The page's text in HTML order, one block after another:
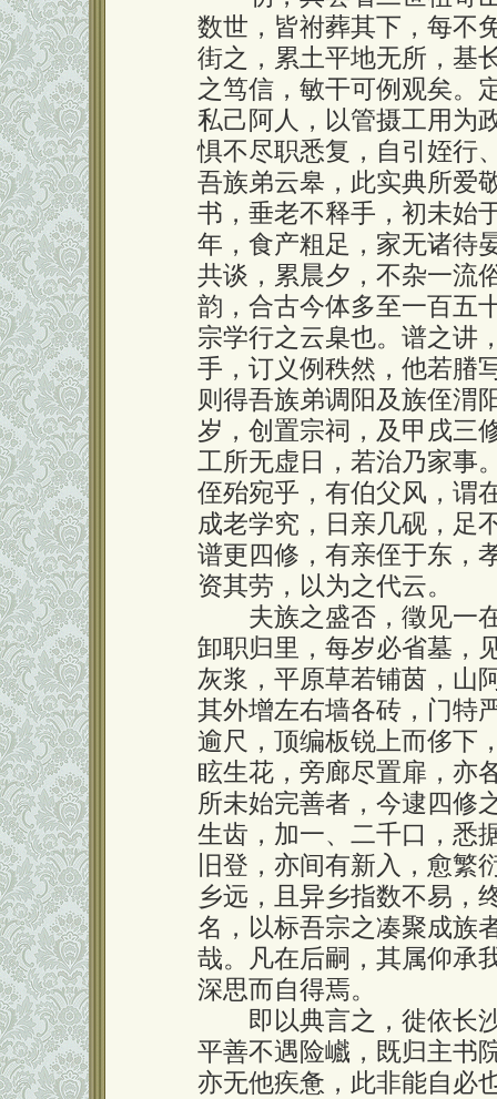
数世，皆祔葬其下，每不
街之，累土平地无所，基
之笃信，敏干可例观矣。
私己阿人，以管摄工用为
惧不尽职悉复，自引姪行
吾族弟云皋，此实典所爱
书，垂老不释手，初未始
年，食产粗足，家无诸待
共谈，累晨夕，不杂一流
韵，合古今体多至一百五
宗学行之云臬也。谱之讲
手，订义例秩然，他若膡
则得吾族弟调阳及族侄渭
岁，创置宗祠，及甲戌三
工所无虚日，若治乃家事
侄殆宛乎，有伯父风，谓
成老学究，日亲几砚，足
谱更四修，有亲侄于东，
资其劳，以为之代云。
夫族之盛否，徵见一在
卸职归里，每岁必省墓，
灰浆，平原草若铺茵，山
其外增左右墙各砖，门特
逾尺，顶编板锐上而侈下
眩生花，旁廊尽置扉，亦
所未始完善者，今逮四修
生齿，加一、二千口，悉
旧登，亦间有新入，愈繁
乡远，且异乡指数不易，
名，以标吾宗之凑聚成族
哉。凡在后嗣，其属仰承
深思而自得焉。
即以典言之，徙依长沙
平善不遇险巇，既归主书
亦无他疾惫，此非能自必